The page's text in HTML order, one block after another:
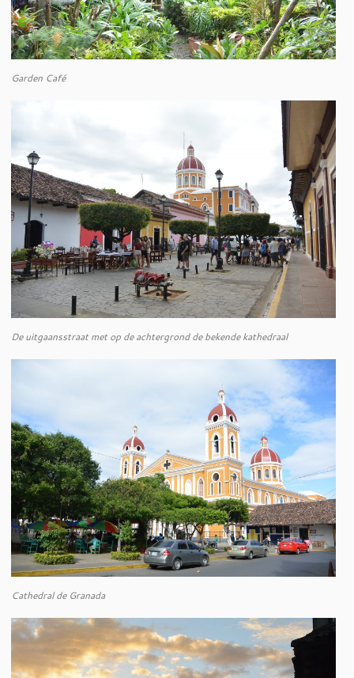
Garden Café
De uitgaansstraat met op de achtergrond de bekende kathedraal
Cathedral de Granada